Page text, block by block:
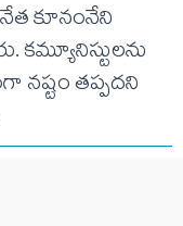
కూనంనేని
కమ్యూనిస్టులను
నష్టం తప్పదని